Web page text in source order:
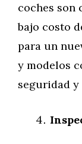
coches son
bajo costo
para un
y modelos
seguridad